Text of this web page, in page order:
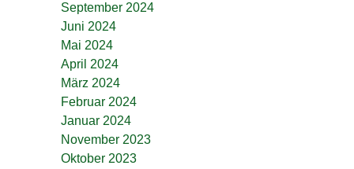
September 2024
Juni 2024
Mai 2024
April 2024
März 2024
Februar 2024
Januar 2024
November 2023
Oktober 2023